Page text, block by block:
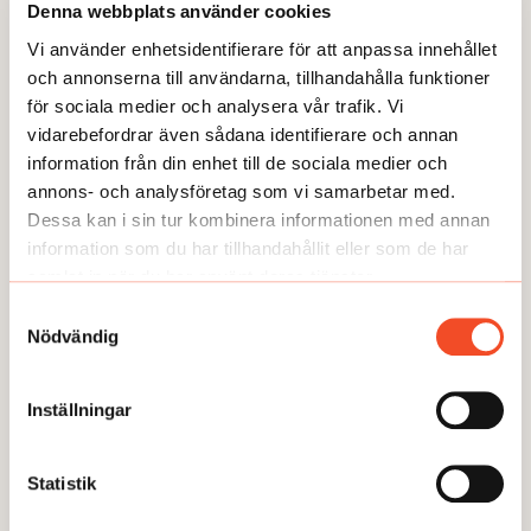
Denna webbplats använder cookies
Vi använder enhetsidentifierare för att anpassa innehållet
och annonserna till användarna, tillhandahålla funktioner
för sociala medier och analysera vår trafik. Vi
vidarebefordrar även sådana identifierare och annan
information från din enhet till de sociala medier och
annons- och analysföretag som vi samarbetar med.
Dessa kan i sin tur kombinera informationen med annan
information som du har tillhandahållit eller som de har
samlat in när du har använt deras tjänster.
Nödvändig
Inställningar
Statistik
jätteintresserad av skavet. Det blir mitt sätt att ha koll
Ofta flyttas skavet över till det bästa i veckan eftersom
skavet ofta löser sig och det finns ett lärande i det,
menar Ulrika Emmoth. Lite som det systematiska
– Man blir aldrig färdig med arbetet. Man kan bara
3 TIPS FRÅN ULRIKA EMMOTH
Våga involvera politikerna – de är
engagerade och mer hållbara medarbetare,